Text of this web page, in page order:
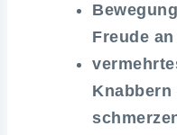
Freude
Knabbern